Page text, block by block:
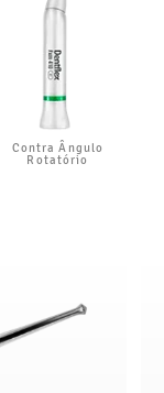
Contra Ângulo
Rotatório